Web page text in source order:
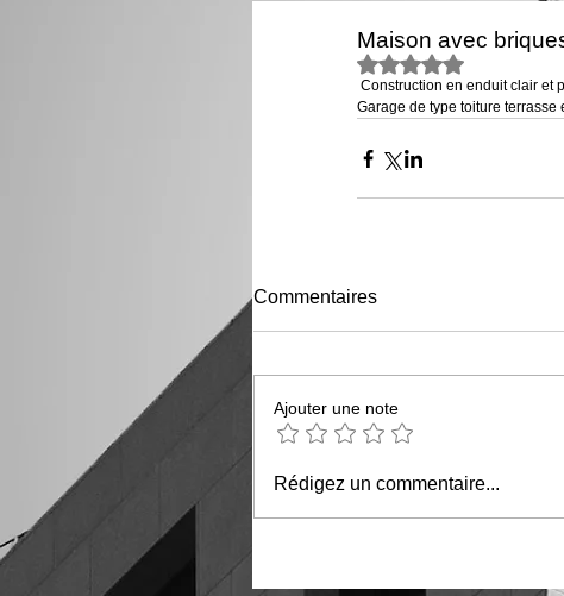
Maison avec
Noté NaN étoiles sur
Construction en enduit clair et
Garage de type toiture
Commentaires
Ajouter une note
Rédigez un commentaire...